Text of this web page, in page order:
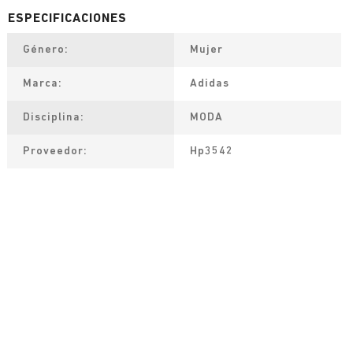
Género Mujer
Marca Adidas
Disciplina MODA
Proveedor Hp3542